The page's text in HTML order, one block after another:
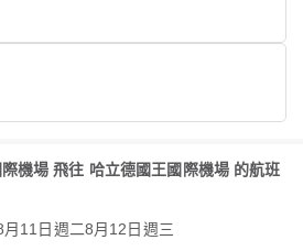
機場 飛往 哈立德國王國際機場 的航班
月11日週二8月12日週三